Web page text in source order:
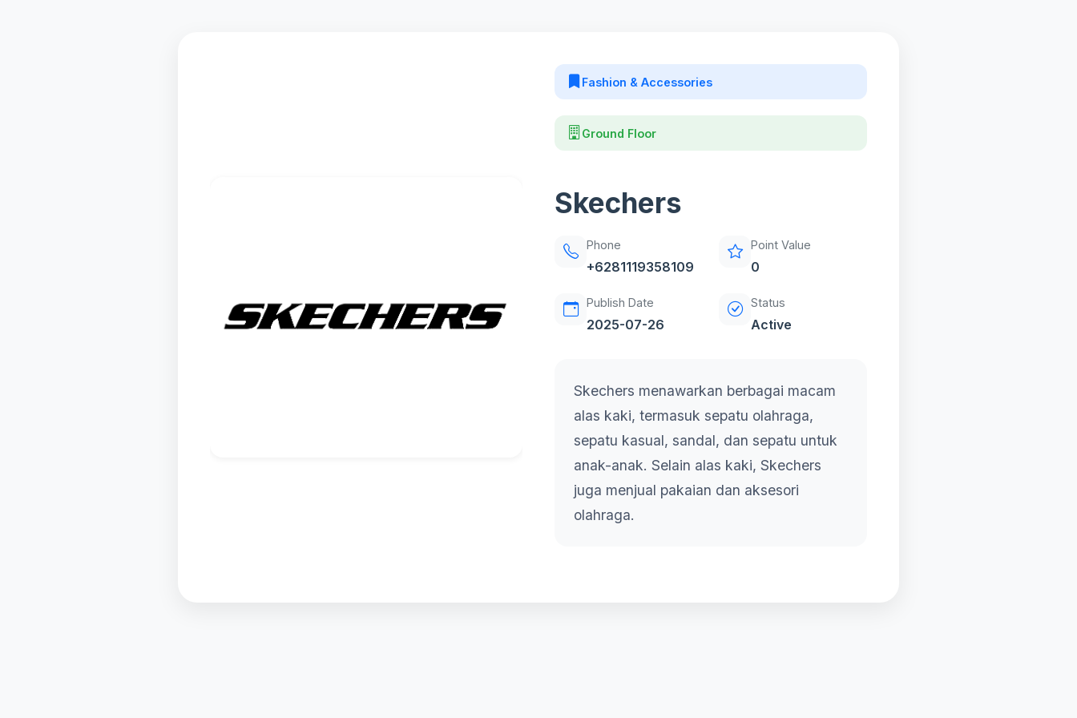
Fashion & Accessories
Ground Floor
Skechers
Phone
+6281119358109
Point Value
0
Publish Date
2025-07-26
Status
Active
Skechers menawarkan berbagai macam
alas kaki, termasuk sepatu olahraga,
sepatu kasual, sandal, dan sepatu untuk
anak-anak. Selain alas kaki, Skechers
juga menjual pakaian dan aksesori
olahraga.